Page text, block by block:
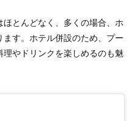
とんどなく、多くの場合、ホ
す。ホテル併設のため、プー
やドリンクを楽しめるのも魅